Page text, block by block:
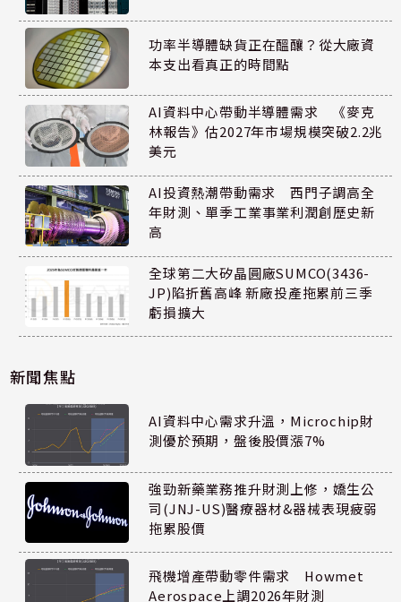
功率半導體缺貨正在醞釀？從大廠資
本支出看真正的時間點
AI資料中心帶動半導體需求 《麥克
林報告》估2027年市場規模突破2.2兆
美元
AI投資熱潮帶動需求 西門子調高全
年財測、單季工業事業利潤創歷史新
高
全球第二大矽晶圓廠SUMCO(3436-
JP)陷折舊高峰 新廠投產拖累前三季
虧損擴大
新聞焦點
AI資料中心需求升溫，Microchip財
測優於預期，盤後股價漲7%
強勁新藥業務推升財測上修，嬌生公
司(JNJ-US)醫療器材&器械表現疲弱
拖累股價
飛機增產帶動零件需求 Howmet
Aerospace上調2026年財測